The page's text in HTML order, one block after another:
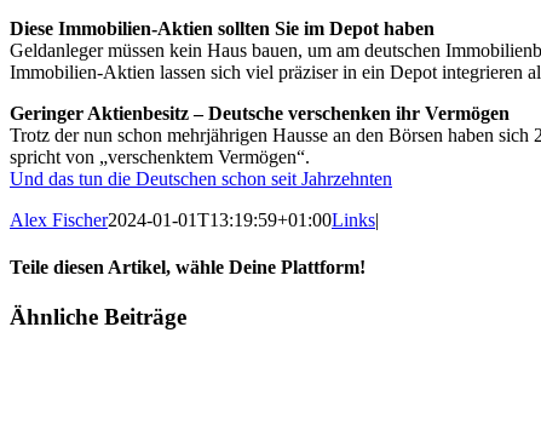
Diese Immobilien-Aktien sollten Sie im Depot haben
Geldanleger müssen kein Haus bauen, um am deutschen
Immobilien-Aktien lassen sich viel präziser in ein Depot integrieren
Geringer Aktienbesitz – Deutsche verschenken ihr Vermögen
Trotz der nun schon mehrjährigen Hausse an den Börsen haben
spricht von „verschenktem Vermögen“.
Und das tun die Deutschen schon seit Jahrzehnten
Alex Fischer2024-01-01T13:19:59+01:00Links|
Teile diesen Artikel, wähle Deine Plattform!
Facebook
Twitter
Reddit
LinkedIn
Tumblr
Pinterest
Vk
E-
Ähnliche Beiträge